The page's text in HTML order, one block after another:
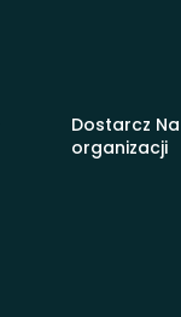
Dostarcz
organizacji